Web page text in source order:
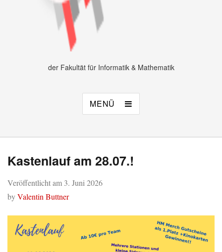
der Fakultät für Informatik & Mathematik
MENÜ
Kastenlauf am 28.07.!
Veröffentlicht am 3. Juni 2026
byValentin Buttner